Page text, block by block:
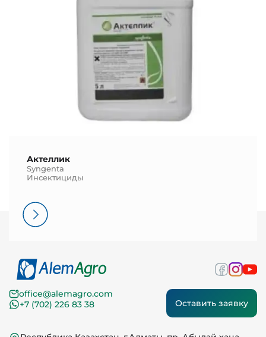
Актеллик
Syngenta
Инсектициды
office@alemagro.com
+7 (702) 226 83 38
Оставить заявку